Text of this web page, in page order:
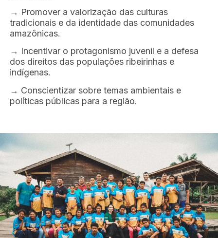
→ Promover a valorização das culturas
tradicionais e da identidade das comunidades
amazônicas.
→ Incentivar o protagonismo juvenil e a defesa
dos direitos das populações ribeirinhas e
indígenas.
→ Conscientizar sobre temas ambientais e
políticas públicas para a região.